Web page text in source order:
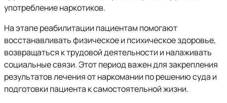
употребление наркотиков.
На этапе реабилитации пациентам помогают
восстанавливать физическое и психическое здоровье,
возвращаться к трудовой деятельности и налаживать
социальные связи. Этот период важен для закрепления
результатов лечения от наркомании по решению суда и
подготовки пациента к самостоятельной жизни.